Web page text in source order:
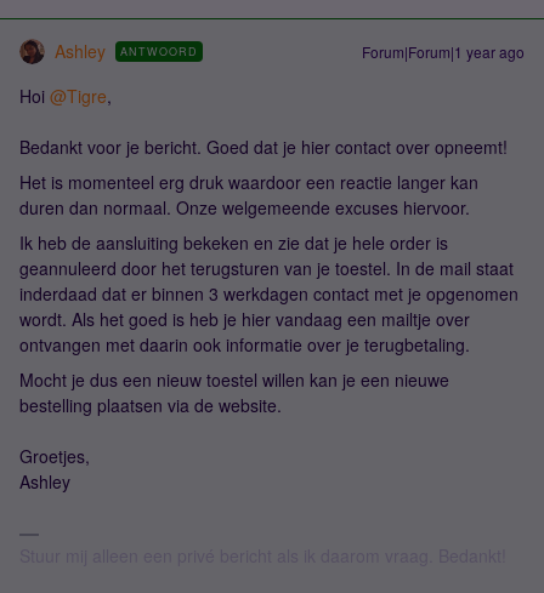
Ashley ANTWOORD Forum|Forum|1 year ago
Hoi @Tigre,
Bedankt voor je bericht. Goed dat je hier contact over opneemt!
Het is momenteel erg druk waardoor een reactie langer kan
duren dan normaal. Onze welgemeende excuses hiervoor.
Ik heb de aansluiting bekeken en zie dat je hele order is
geannuleerd door het terugsturen van je toestel. In de mail staat
inderdaad dat er binnen 3 werkdagen contact met je opgenomen
wordt. Als het goed is heb je hier vandaag een mailtje over
ontvangen met daarin ook informatie over je terugbetaling.
Mocht je dus een nieuw toestel willen kan je een nieuwe
bestelling plaatsen via de website.
Groetjes,
Ashley